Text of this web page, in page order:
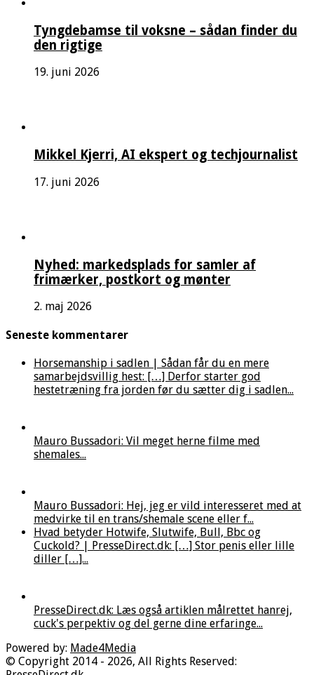
Tyngdebamse til voksne – sådan finder du
den rigtige
19. juni 2026
Mikkel Kjerri, AI ekspert og techjournalist
17. juni 2026
Nyhed: markedsplads for samler af
frimærker, postkort og mønter
2. maj 2026
Seneste kommentarer
Horsemanship i sadlen | Sådan får du en mere
samarbejdsvillig hest: […] Derfor starter god
hestetræning fra jorden før du sætter dig i sadlen...
Mauro Bussadori: Vil meget herne filme med
shemales...
Mauro Bussadori: Hej, jeg er vild interesseret med at
medvirke til en trans/shemale scene eller f...
Hvad betyder Hotwife, Slutwife, Bull, Bbc og
Cuckold? | PresseDirect.dk: […] Stor penis eller lille
diller […]...
PresseDirect.dk: Læs også artiklen målrettet hanrej,
cuck's perpektiv og del gerne dine erfaringe...
Powered by: Made4Media
© Copyright 2014 - 2026, All Rights Reserved: